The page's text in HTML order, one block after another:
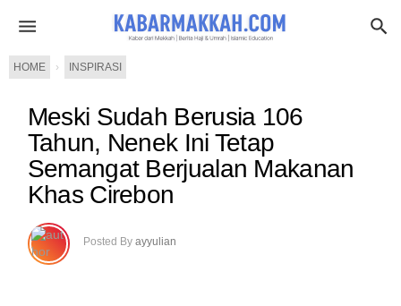
HOME › INSPIRASI
Meski Sudah Berusia 106
Tahun, Nenek Ini Tetap
Semangat Berjualan Makanan
Khas Cirebon
Posted By ayyulian